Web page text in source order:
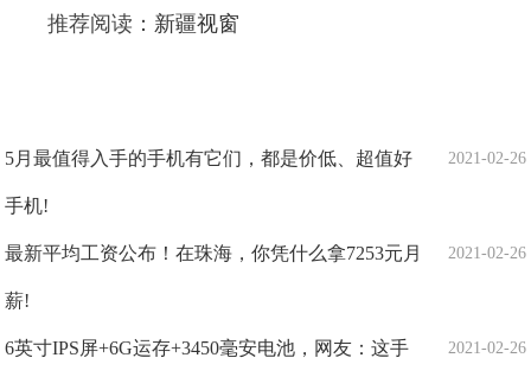
推荐阅读： 新疆视窗
2021-02-26
5月最值得入手的手机有它们，都是价低、超值好
手机!
2021-02-26
最新平均工资公布！在珠海，你凭什么拿7253元月
薪!
2021-02-26
6英寸IPS屏+6G运存+3450毫安电池，网友：这手